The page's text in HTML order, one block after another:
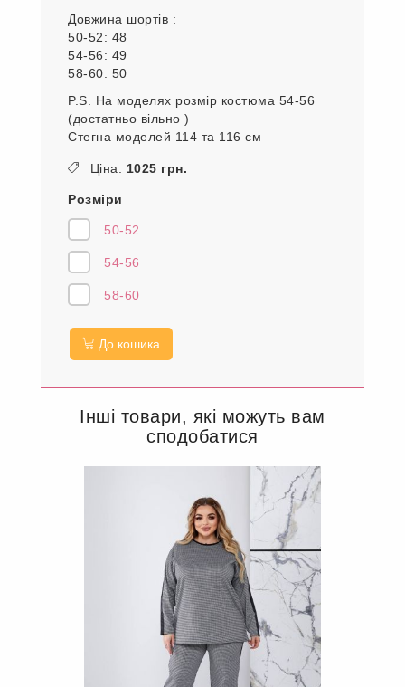
Довжина шортів :
50-52: 48
54-56: 49
58-60: 50
P.S. На моделях розмір костюма 54-56
(достатньо вільно )
Стегна моделей 114 та 116 см
Ціна: 1025 грн.
Розміри
50-52
54-56
58-60
До кошика
Інші товари, які можуть вам
сподобатися